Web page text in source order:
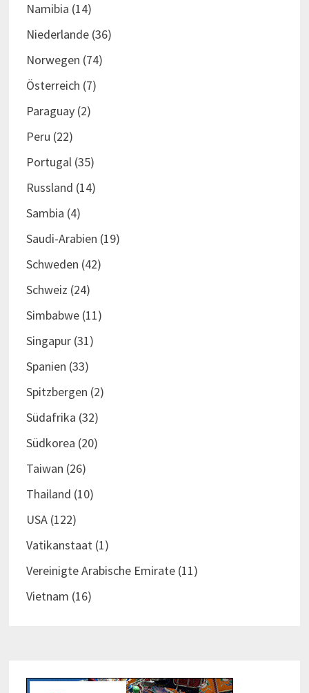
Namibia (14)
Niederlande(36)
Norwegen (74)
Österreich (7)
Paraguay(2)
Peru (22)
Portugal(35)
Russland (14)
Sambia (4)
Saudi-Arabien (19)
Schweden (42)
Schweiz (24)
Simbabwe(11)
Singapur(31)
Spanien (33)
Spitzbergen (2)
Südafrika (32)
Südkorea (20)
Taiwan (26)
Thailand (10)
USA(122)
Vatikanstaat(1)
Vereinigte Arabische Emirate(11)
Vietnam (16)